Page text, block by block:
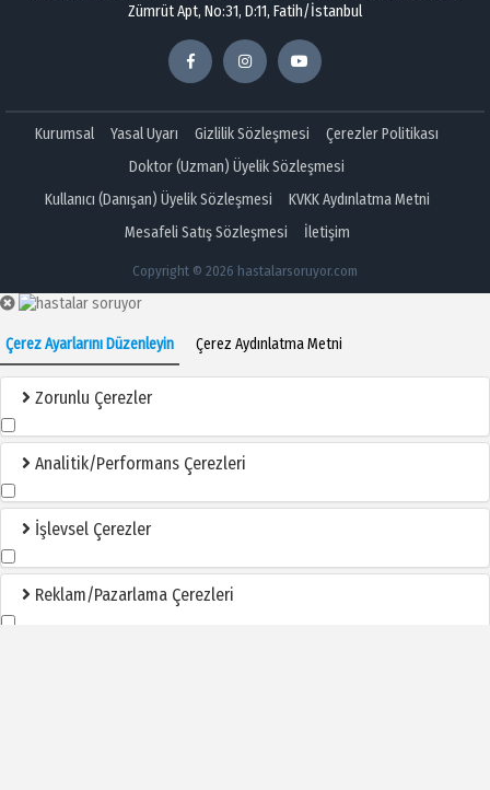
Zümrüt Apt, No:31, D:11, Fatih/İstanbul
Kurumsal Yasal Uyarı Gizlilik Sözleşmesi
Çerezler Politikası
Doktor (Uzman) Üyelik Sözleşmesi
Kullanıcı (Danışan) Üyelik Sözleşmesi
KVKK Aydınlatma Metni
Mesafeli Satış Sözleşmesi
İletişim
Copyright © 2026 hastalarsoruyor.com
Çerez Ayarlarını Düzenleyin Çerez Aydınlatma Metni
Zorunlu Çerezler
Analitik/Performans Çerezleri
İşlevsel Çerezler
Reklam/Pazarlama Çerezleri